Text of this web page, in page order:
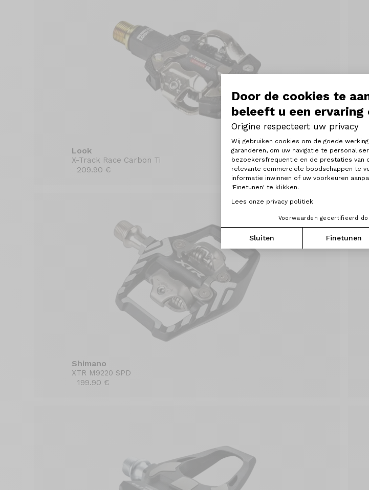
Door de cookies te
beleeft u een ervaring
Origine respecteert uw privacy
Wij gebruiken cookies om de goede
garanderen, om uw navigatie te
bezoekersfrequentie en de prestaties van
relevante commerciële boodschappen te
informatie inwinnen of uw voorkeuren
'Finetunen' te klikken.
Lees onze privacy politiek
Voorwaarden gecertifieerd
Sluiten Finetunen
Axeptio
Look
X-Track Race Carbon Ti
209.90 €
Shimano
XTR M9220 SPD
199.90 €